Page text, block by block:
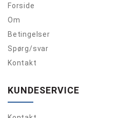
Forside
Om
Betingelser
Spørg/svar
Kontakt
KUNDESERVICE